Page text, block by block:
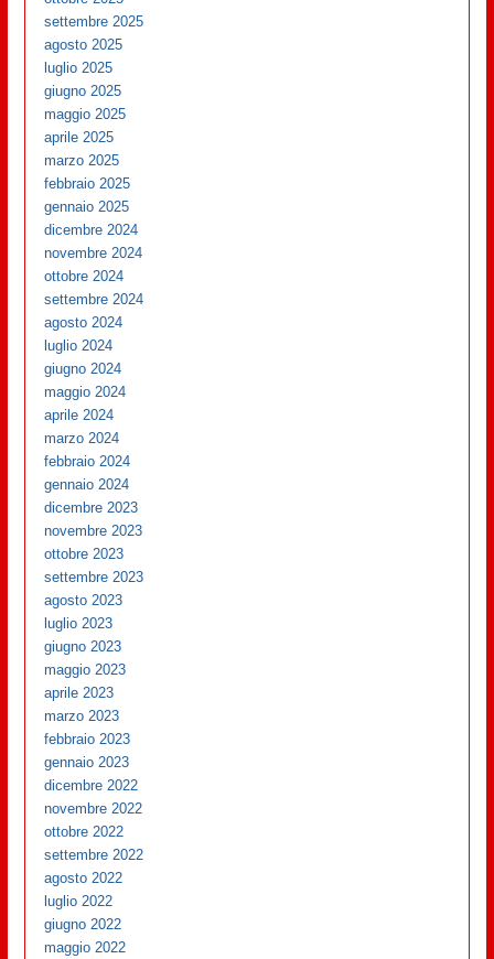
settembre 2025
agosto 2025
luglio 2025
giugno 2025
maggio 2025
aprile 2025
marzo 2025
febbraio 2025
gennaio 2025
dicembre 2024
novembre 2024
ottobre 2024
settembre 2024
agosto 2024
luglio 2024
giugno 2024
maggio 2024
aprile 2024
marzo 2024
febbraio 2024
gennaio 2024
dicembre 2023
novembre 2023
ottobre 2023
settembre 2023
agosto 2023
luglio 2023
giugno 2023
maggio 2023
aprile 2023
marzo 2023
febbraio 2023
gennaio 2023
dicembre 2022
novembre 2022
ottobre 2022
settembre 2022
agosto 2022
luglio 2022
giugno 2022
maggio 2022